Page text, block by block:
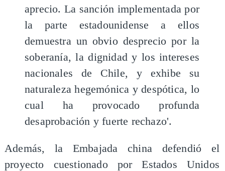
aprecio. La sanción implementada por
la parte estadounidense a ellos
demuestra un obvio desprecio por la
soberanía, la dignidad y los intereses
nacionales de Chile, y exhibe su
naturaleza hegemónica y despótica, lo
cual ha provocado profunda
desaprobación y fuerte rechazo'.
Además, la Embajada china defendió el
proyecto cuestionado por Estados Unidos